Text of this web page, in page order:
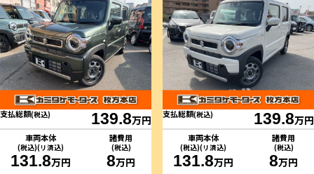
支払総額(税込) 139.8万円
車両本体
(税込)(リ済込)
131.8万円
諸費用
(税込)
8万円
支払総額(税込) 139.8万円
車両本体
(税込)(リ済込)
131.8万円
諸費用
(税込)
8万円